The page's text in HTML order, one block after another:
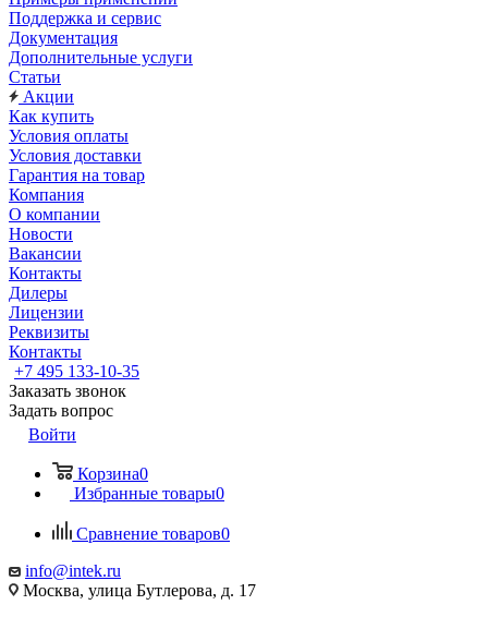
Поддержка и сервис
Документация
Дополнительные услуги
Статьи
Акции
Как купить
Условия оплаты
Условия доставки
Гарантия на товар
Компания
О компании
Новости
Вакансии
Контакты
Дилеры
Лицензии
Реквизиты
Контакты
+7 495 133-10-35
Заказать звонок
Задать вопрос
Войти
Корзина0
Избранные товары0
Сравнение товаров0
info@intek.ru
Москва, улица Бутлерова, д. 17